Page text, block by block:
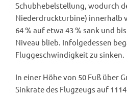
Schubhebelstellung, wodurch
Niederdruckturbine) innerhalb
64 % auf etwa 43 % sank und
Niveau blieb. Infolgedessen
Fluggeschwindigkeit zu sinken.
In einer Höhe von 50 Fuß über
Sinkrate des Flugzeugs auf